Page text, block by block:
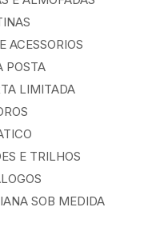
ACESSORIOS
POSTA
LIMITADA
E TRILHOS
SOB MEDIDA